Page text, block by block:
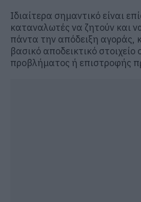
Ιδιαίτερα σημαντικό είναι
καταναλωτές να ζητούν και
πάντα την απόδειξη αγοράς,
βασικό αποδεικτικό
προβλήματος ή επιστροφής